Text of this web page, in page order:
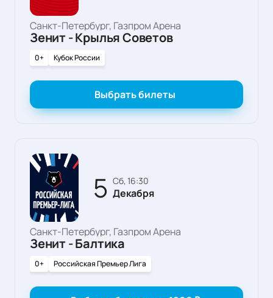
Санкт-Петербург, Газпром Арена
Зенит - Крылья Советов
0+ Кубок России
Выбрать билеты
5 сб, 16:30
Декабря
Санкт-Петербург, Газпром Арена
Зенит - Балтика
0+ Российская Премьер Лига